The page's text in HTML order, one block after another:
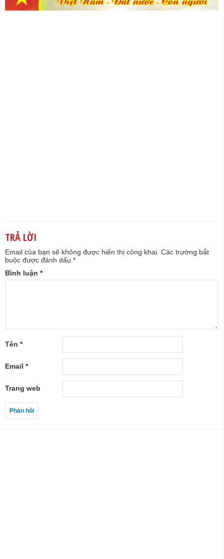
TRẢ LỜI
Email của bạn sẽ không được hiển thị công khai. Các trường bắt
buộc được đánh dấu *
Bình luận *
Tên *
Email *
Trang web